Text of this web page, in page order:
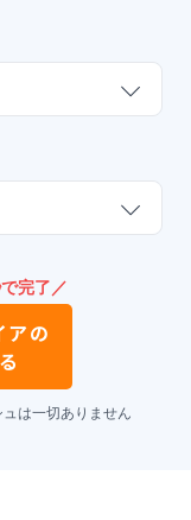
完了／
アの
は一切ありません